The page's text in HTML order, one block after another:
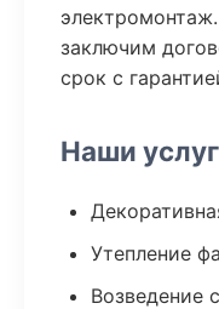
заключим
срок с
Наши
Утепление
Возведение